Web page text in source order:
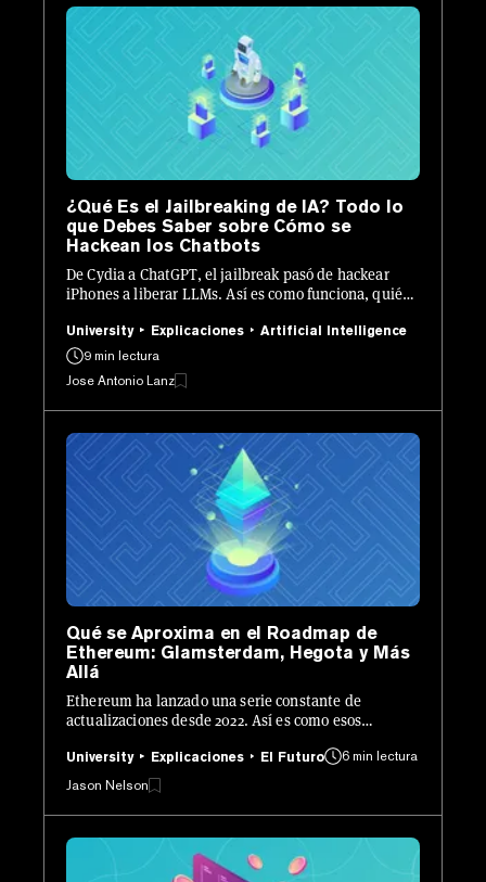
¿Qué Es el Jailbreaking de IA? Todo lo
que Debes Saber sobre Cómo se
Hackean los Chatbots
De Cydia a ChatGPT, el jailbreak pasó de hackear
iPhones a liberar LLMs. Así es como funciona, quién
perdiendo el sueño.
University Explicaciones
Artificial Intelligence
9 min lectura
Jose Antonio Lanz
Qué se Aproxima en el Roadmap de
Ethereum: Glamsterdam, Hegota y Más
Allá
Ethereum ha lanzado una serie constante de
actualizaciones desde 2022. Así es como esos
University Explicaciones El Futuro
6 min lectura
Jason Nelson